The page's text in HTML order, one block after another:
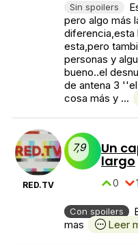
Sin spoilers
pero algo más
diferencia,esta
esta,pero
personas y
bueno..el
de antena 3
cosa más y ...
RED.TV
7,9 Un
largo
0 1
Con spoilers
mas
Leer